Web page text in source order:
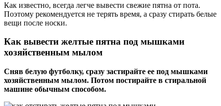
Как известно, всегда легче вывести свежие пятна от пота.
Поэтому рекомендуется не терять время, а сразу стирать белые
вещи после носки.
Как вывести желтые пятна под мышками
хозяйственным мылом
Сняв белую футболку, сразу застирайте ее под мышками
хозяйственным мылом. Потом постирайте в стиральной
машине обычным способом.